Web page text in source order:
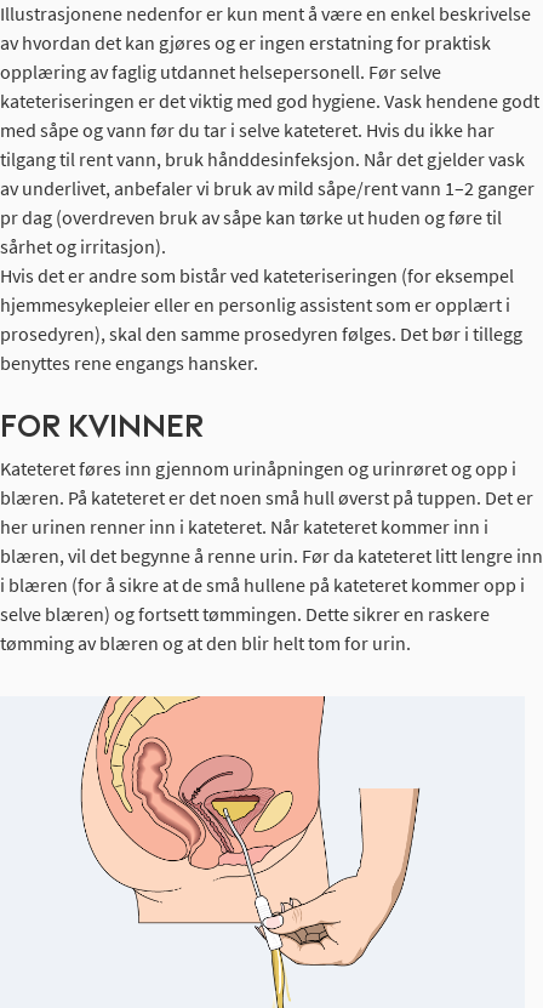
Illustrasjonene nedenfor er kun ment å være en enkel beskrivelse
av hvordan det kan gjøres og er ingen erstatning for praktisk
opplæring av faglig utdannet helsepersonell. Før selve
kateteriseringen er det viktig med god hygiene. Vask hendene godt
med såpe og vann før du tar i selve kateteret. Hvis du ikke har
tilgang til rent vann, bruk hånddesinfeksjon. Når det gjelder vask
av underlivet, anbefaler vi bruk av mild såpe/rent vann 1–2 ganger
pr dag (overdreven bruk av såpe kan tørke ut huden og føre til
sårhet og irritasjon).
Hvis det er andre som bistår ved kateteriseringen (for eksempel
hjemmesykepleier eller en personlig assistent som er opplært i
prosedyren), skal den samme prosedyren følges. Det bør i tillegg
benyttes rene engangs hansker.
FOR KVINNER
Kateteret føres inn gjennom urinåpningen og urinrøret og opp i
blæren. På kateteret er det noen små hull øverst på tuppen. Det er
her urinen renner inn i kateteret. Når kateteret kommer inn i
blæren, vil det begynne å renne urin. Før da kateteret litt lengre inn
i blæren (for å sikre at de små hullene på kateteret kommer opp i
selve blæren) og fortsett tømmingen. Dette sikrer en raskere
tømming av blæren og at den blir helt tom for urin.